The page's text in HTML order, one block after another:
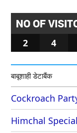
NO OF
2 4
बाबूशाही डेटाबैंक
Cockroach
Himchal